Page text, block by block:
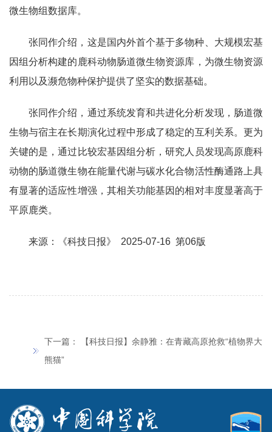
微生物组数据库。
张同作介绍，这是国内外首个基于多物种、大规模宏基
因组分析构建的鹿科动物肠道微生物资源库，为微生物资源
利用以及濒危物种保护提供了坚实的数据基础。
张同作介绍，通过系统发育和共进化分析发现，肠道微
生物与宿主在长期演化过程中形成了稳定的互利关系。更为
关键的是，通过比较宏基因组分析，研究人员发现高原鹿科
动物的肠道微生物在能量代谢与碳水化合物活性酶通路上具
有显著的适应性增强，其相关功能基因的相对丰度显著高于
平原鹿类。
来源：《科技日报》 2025-07-16 第06版
下一篇：
【科技日报】余静雅：在青藏高原抢救“植物界大
熊猫”